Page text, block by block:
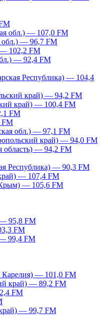
обл.) — 107,0 FM
обл.) — 96,7 FM
102,2 FM
— 92,4 FM
Республика) — 104,4
край) — 94,2 FM
край) — 100,4 FM
FM
обл.) — 97,1 FM
край) — 94,0 FM
область) — 94,2 FM
Республика) — 90,3 FM
— 107,4 FM
— 105,6 FM
95,8 FM
FM
99,4 FM
Карелия) — 101,0 FM
край) — 89,2 FM
FM
— 99,7 FM